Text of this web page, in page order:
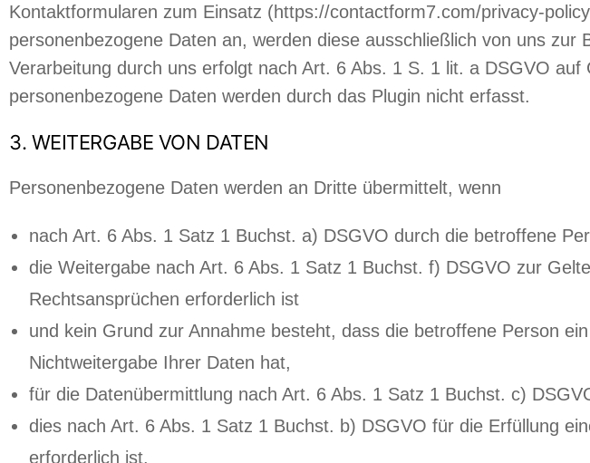
Kontaktformularen zum Einsatz (https://contactform7.com/privacy-
personenbezogene Daten an, werden diese ausschließlich von uns zur
Verarbeitung durch uns erfolgt nach Art. 6 Abs. 1 S. 1 lit. a DSGVO
personenbezogene Daten werden durch das Plugin nicht erfasst.
3. WEITERGABE VON DATEN
Personenbezogene Daten werden an Dritte übermittelt, wenn
nach Art. 6 Abs. 1 Satz 1 Buchst. a) DSGVO durch die betroffene
die Weitergabe nach Art. 6 Abs. 1 Satz 1 Buchst. f) DSGVO zur
Rechtsansprüchen erforderlich ist
und kein Grund zur Annahme besteht, dass die betroffene Person
Nichtweitergabe Ihrer Daten hat,
für die Datenübermittlung nach Art. 6 Abs. 1 Satz 1 Buchst. c)
dies nach Art. 6 Abs. 1 Satz 1 Buchst. b) DSGVO für die Erfüllung
erforderlich ist.